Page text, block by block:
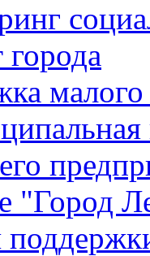
малого
"Город